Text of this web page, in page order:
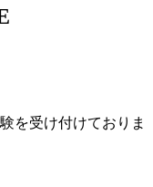
を受け付けておりま